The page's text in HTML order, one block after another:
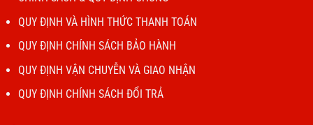
khảo, mức giá thực tế có thể thay đổi tuỳ theo thời điểm
trong năm, nơi bán và chính sách khuyến mãi của cửa
hàng.
Dung lượng pin lớn
QUY ĐỊNH VÀ HÌNH THỨC THANH TOÁN
QUY ĐỊNH CHÍNH SÁCH BẢO HÀNH
QUY ĐỊNH VẬN CHUYỄN VÀ GIAO NHẬN
QUY ĐỊNH CHÍNH SÁCH ĐỔI TRẢ